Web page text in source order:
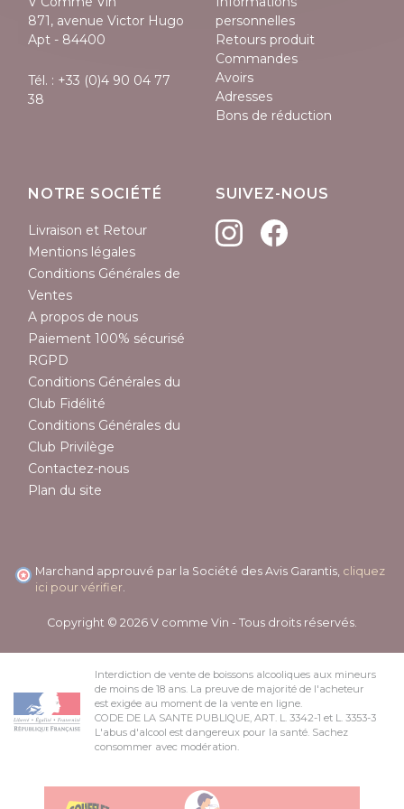
871, avenue Victor Hugo
Apt - 84400
Tél. : +33 (0)4 90 04 77
38
personnelles
Retours produit
Commandes
Avoirs
Adresses
Bons de réduction
NOTRE SOCIÉTÉ
Livraison et Retour
Mentions légales
Conditions Générales de
Ventes
A propos de nous
Paiement 100% sécurisé
RGPD
Conditions Générales du
Club Fidélité
Conditions Générales du
Club Privilège
Contactez-nous
Plan du site
SUIVEZ-NOUS
Marchand approuvé par la Société des Avis Garantis, cliquez
ici pour vérifier
Copyright © 2026 V comme Vin - Tous droits réservés.
Interdiction de vente de boissons alcooliques aux mineurs
de moins de 18 ans. La preuve de majorité de l'acheteur
est exigée au moment de la vente en ligne.
CODE DE LA SANTE PUBLIQUE, ART. L. 3342-1 et L. 3353-3
L'abus d'alcool est dangereux pour la santé. Sachez
consommer avec modération.